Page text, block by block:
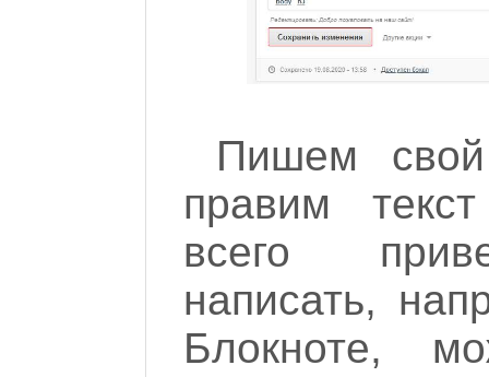
Пишем свой
правим
всего
написать,
Блокноте,